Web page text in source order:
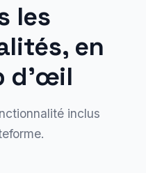
les
en
d'œil
inclus